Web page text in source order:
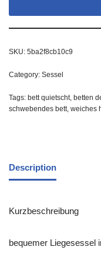
SKU: 5ba2f8cb10c9
Category: Sessel
Tags: bett quietscht, betten
schwebendes bett, weiches
Description
Kurzbeschreibung
bequemer Liegesessel